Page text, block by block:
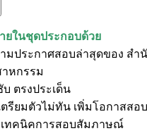
ยในชุดประกอบด้วย
มประกาศสอบล่าสุดของ สำ
หกรรม
ตรงประเด็น
รียมตัวไม่ทัน เพิ่มโอกาสสอ
เทคนิคการสอบสัมภาษณ์